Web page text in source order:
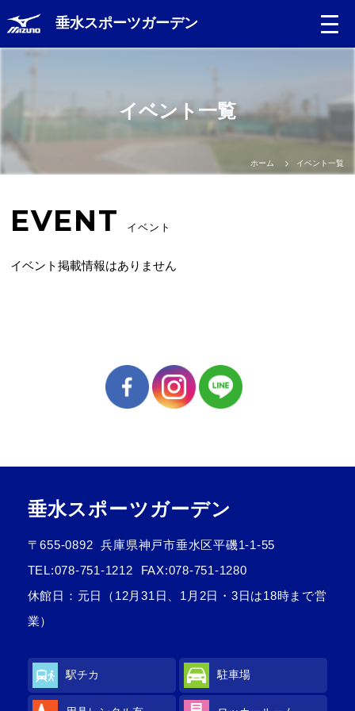
垂水スポーツガーデン
日本語
お問合せフォーム
垂水スポーツガーデン 施設予約
イベント一覧
ホーム イベント一覧
EVENT イベント
イベント掲載情報はありません
垂水スポーツガーデン
〒655-0892
兵庫県神戸市垂水区平磯1-1-55
TEL:078-751-1212
FAX:078-751-1280
休館日：元日（12月31日、1月2日・3日は18時まで営
業）
駅チカ 駐車場